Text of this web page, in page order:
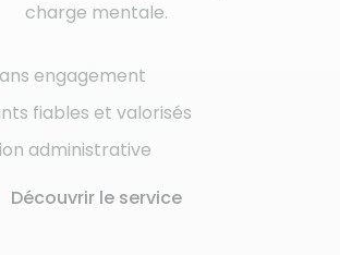
charge mentale.
engagement
fiables et valorisés
administrative
Découvrir le service